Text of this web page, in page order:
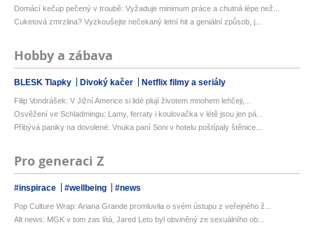
Domácí kečup pečený v troubě: Vyžaduje minimum práce a chutná lépe než...
Cuketová zmrzlina? Vyzkoušejte nečekaný letní hit a geniální způsob, j...
Hobby a zábava
BLESK Tlapky Divoký kačer Netflix filmy a seriály
Filip Vondrášek: V Jižní Americe si lidé plují životem mnohem lehčeji,...
Osvěžení ve Schladmingu: Lamy, ferraty i koulovačka v létě jsou jen pá...
Přibývá paniky na dovolené: Vnuka paní Soni v hotelu poštípaly štěnice...
Pro generaci Z
#inspirace #wellbeing #news
Pop Culture Wrap: Ariana Grande promluvila o svém ústupu z veřejného ž...
Alt news: MGK v tom zas lítá, Jared Leto byl obviněný ze sexuálního ob...